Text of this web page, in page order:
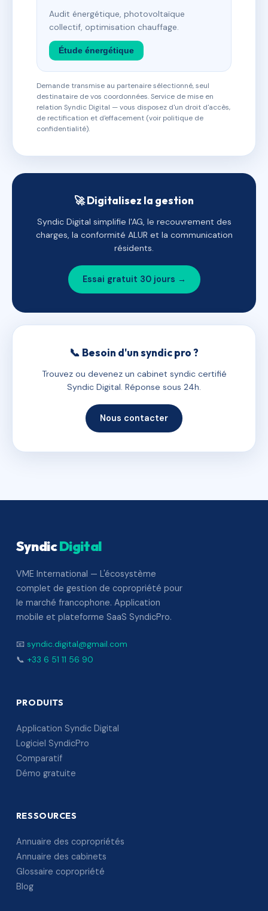
Audit énergétique, photovoltaïque
collectif, optimisation chauffage.
Étude énergétique
Demande transmise au partenaire sélectionné, seul
destinataire de vos coordonnées. Service de mise en
relation Syndic Digital — vous disposez d'un droit d'accès,
de rectification et d'effacement (voir politique de
confidentialité).
🚀 Digitalisez la gestion
Syndic Digital simplifie l'AG, le recouvrement des
charges, la conformité ALUR et la communication
résidents.
Essai gratuit 30 jours →
📞 Besoin d'un syndic pro ?
Trouvez ou devenez un cabinet syndic certifié
Syndic Digital. Réponse sous 24h.
Nous contacter
SyndicDigital
VME International — L'écosystème
complet de gestion de copropriété pour
le marché francophone. Application
mobile et plateforme SaaS SyndicPro.
📧 syndic.digital@gmail.com
📞 +33 6 51 11 56 90
PRODUITS
Application Syndic Digital
Logiciel SyndicPro
Comparatif
Démo gratuite
RESSOURCES
Annuaire des copropriétés
Annuaire des cabinets
Glossaire copropriété
Blog